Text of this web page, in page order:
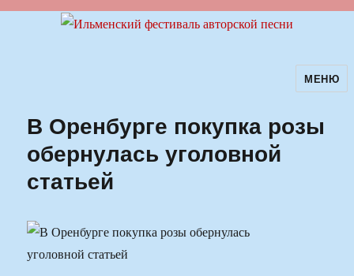
Ильменский фестиваль авторскойМЕНЮ
В Оренбурге покупка розы
обернулась уголовной
статьей